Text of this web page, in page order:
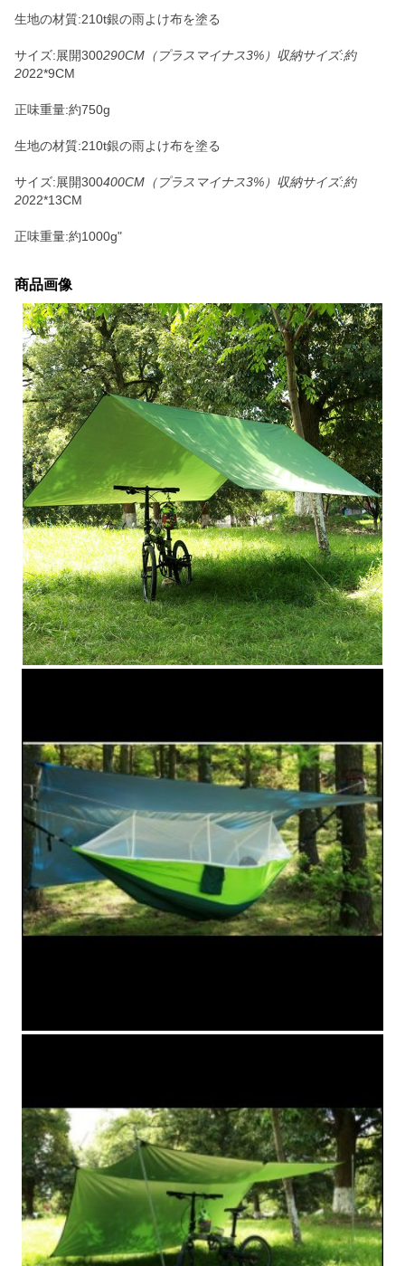
生地の材質:210t銀の雨よけ布を塗る
サイズ:展開300290CM（プラスマイナス3%）収納サイズ:約
2022*9CM
正味重量:約750g
生地の材質:210t銀の雨よけ布を塗る
サイズ:展開300400CM（プラスマイナス3%）収納サイズ:約
2022*13CM
正味重量:約1000g"
商品画像